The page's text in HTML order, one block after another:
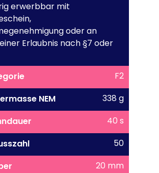
erwerbbar mit
oder an
Erlaubnis nach §7 oder
F2
NEM
338 g
40 s
50
20 mm